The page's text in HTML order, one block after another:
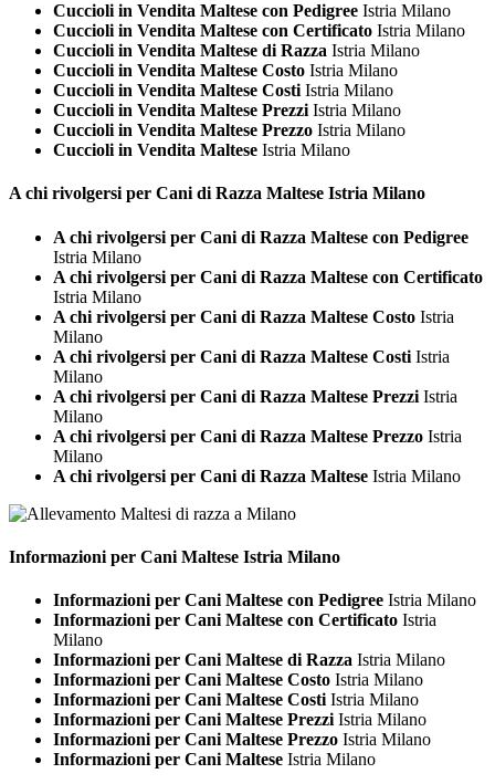
Cuccioli in Vendita Maltese con Pedigree Istria Milano
Cuccioli in Vendita Maltese con Certificato Istria Milano
Cuccioli in Vendita Maltese di Razza Istria Milano
Cuccioli in Vendita Maltese Costo Istria Milano
Cuccioli in Vendita Maltese Costi Istria Milano
Cuccioli in Vendita Maltese Prezzi Istria Milano
Cuccioli in Vendita Maltese Prezzo Istria Milano
Cuccioli in Vendita Maltese Istria Milano
A chi rivolgersi per Cani di Razza Maltese Istria Milano
A chi rivolgersi per Cani di Razza Maltese con Pedigree
Istria Milano
A chi rivolgersi per Cani di Razza Maltese con Certificato
Istria Milano
A chi rivolgersi per Cani di Razza Maltese Costo Istria
Milano
A chi rivolgersi per Cani di Razza Maltese Costi Istria
Milano
A chi rivolgersi per Cani di Razza Maltese Prezzi Istria
Milano
A chi rivolgersi per Cani di Razza Maltese Prezzo Istria
Milano
A chi rivolgersi per Cani di Razza Maltese Istria Milano
Informazioni per Cani Maltese Istria Milano
Informazioni per Cani Maltese con Pedigree Istria Milano
Informazioni per Cani Maltese con Certificato Istria
Milano
Informazioni per Cani Maltese di Razza Istria Milano
Informazioni per Cani Maltese Costo Istria Milano
Informazioni per Cani Maltese Costi Istria Milano
Informazioni per Cani Maltese Prezzi Istria Milano
Informazioni per Cani Maltese Prezzo Istria Milano
Informazioni per Cani Maltese Istria Milano